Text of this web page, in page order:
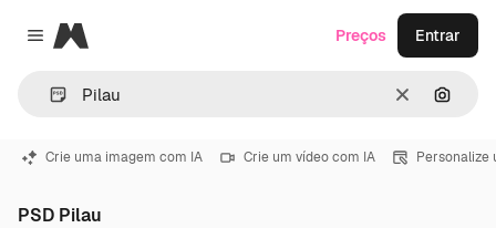
Close menu
Magnific
Limpar
Preços Entrar
Crie uma imagem com IA Crie um vídeo com IA Personalize
PSD Pilau